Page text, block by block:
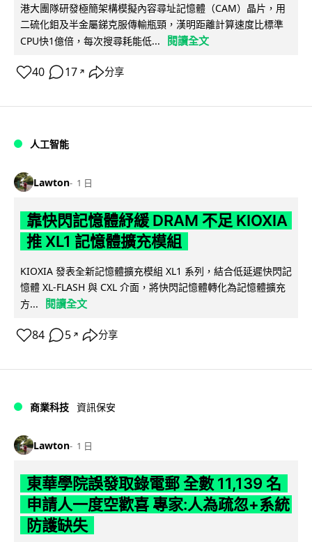
港大團隊研發極簡架構模擬內容尋址記憶體（CAM）晶片，用
二硫化鉬及半金屬銻克服傳輸瓶頸，漢明距離計算速度比標準
CPU快1億倍，每次搜尋耗能低...
閱讀全文
40 17 ↗ 分享
人工智能
Lawton 1 日
靠快閃記憶體紓緩 DRAM 不足 KIOXIA
推 XL1 記憶體擴充模組
KIOXIA 發表全新記憶體擴充模組 XL1 系列，結合低延遲快閃記
憶體 XL-FLASH 與 CXL 介面，將快閃記憶體轉化為記憶體擴充
方...
閱讀全文
84 5 ↗ 分享
商業科技 資訊保安
Lawton 1 日
東華學院誤發取錄電郵 全數 11,139 名
申請人一度空歡喜 專家:人為疏忽+系統
防護缺失